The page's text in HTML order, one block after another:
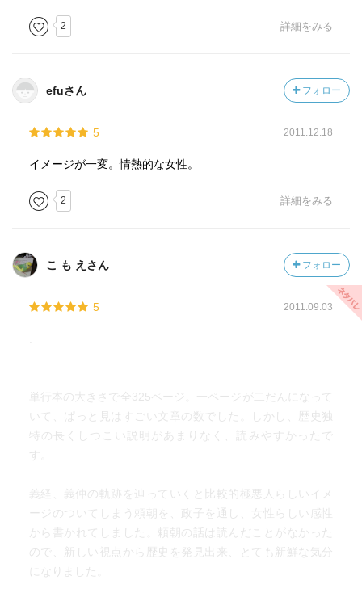
2 詳細をみる
efuさん フォロー
5 2011.12.18
イメージが一変。情熱的な女性。
2 詳細をみる
こ も えさん フォロー
5 2011.09.03
単行本の大きさで全325ページ。一ページが二だんになって
いて、ぱっと見はすごい文章の数でした。しかし、歴史独
特の長くしつこい説明があまりなく、読みやすかったで
す。
義経、義仲の軌跡を辿っていくと比較的極悪人らしいイメ
ージのついてしまう頼朝を、政子を通し、女性らしい感性
から書かれてしました。頼朝の話は読んだことがなかった
ので、新しい視点から歴史を発見出来、とても新鮮な気分
になりました。